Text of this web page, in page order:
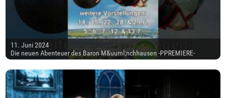
11. Juni 2024
Die neuen Abenteuer des Baron M&uuml;nchhausen -PPREMIERE-